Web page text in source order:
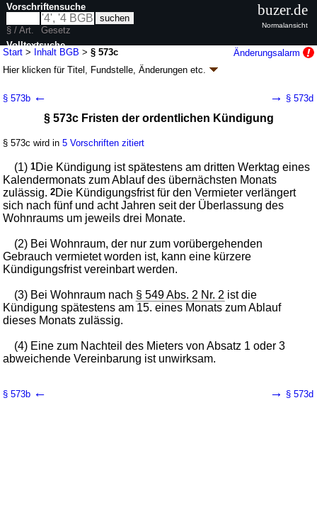
Start > Inhalt BGB >§ 573c
Änderungsalarm
Hier klicken fürTitel, Fundstelle, Änderungen etc.
geändert durchArtikel 6G. v. 23.07.2026BGBl. 2026 I Nr. 226
Einführungsgesetz und zugehörige Gesetze
Buch 2 Recht der Schuldverhältnisse
Abschnitt 8 Einzelne Schuldverhältnisse
Titel 5 Mietvertrag, Pachtvertrag
Untertitel 2 Mietverhältnisse über Wohnraum
Kapitel 5 Beendigung des Mietverhältnisses
Unterkapitel 2 Mietverhältnisse auf
unbestimmte Zeit
§ 573b ← → § 573d
§ 573c Fristen der ordentlichen Kündigung
§ 573c wird in5 Vorschriften zitiert
(1)1Die Kündigung ist spätestens am dritten Werktag eines
Kalendermonats zum Ablauf des übernächsten Monats
zulässig.2Die Kündigungsfrist für den Vermieter verlängert
sich nach fünf und acht Jahren seit der Überlassung des
Wohnraums um jeweils drei Monate.
(2) Bei Wohnraum, der nur zum vorübergehenden
Gebrauch vermietet worden ist, kann eine kürzere
Kündigungsfrist vereinbart werden.
(3) Bei Wohnraum nach § 549 Abs. 2 Nr. 2 ist die
Kündigung spätestens am 15. eines Monats zum Ablauf
dieses Monats zulässig.
(4) Eine zum Nachteil des Mieters von Absatz 1 oder 3
abweichende Vereinbarung ist unwirksam.
§ 573b ← → § 573d
Vorschriftensuche
§ / Art.
Gesetz
Volltextsuche
nur in BGB
buzer.de
Normalansicht